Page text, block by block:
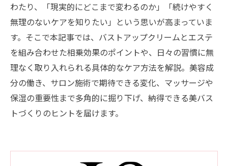
わたり、「現実的にどこまで変わるのか」「続けやすく
無理のないケアを知りたい」という思いが高まっていま
す。そこで本記事では、バストアップクリームとエステ
を組み合わせた相乗効果のポイントや、日々の習慣に無
理なく取り入れられる具体的なケア方法を解説。美容成
分の働き、サロン施術で期待できる変化、マッサージや
保湿の重要性まで多角的に掘り下げ、納得できる美バス
トづくりのヒントを届けます。